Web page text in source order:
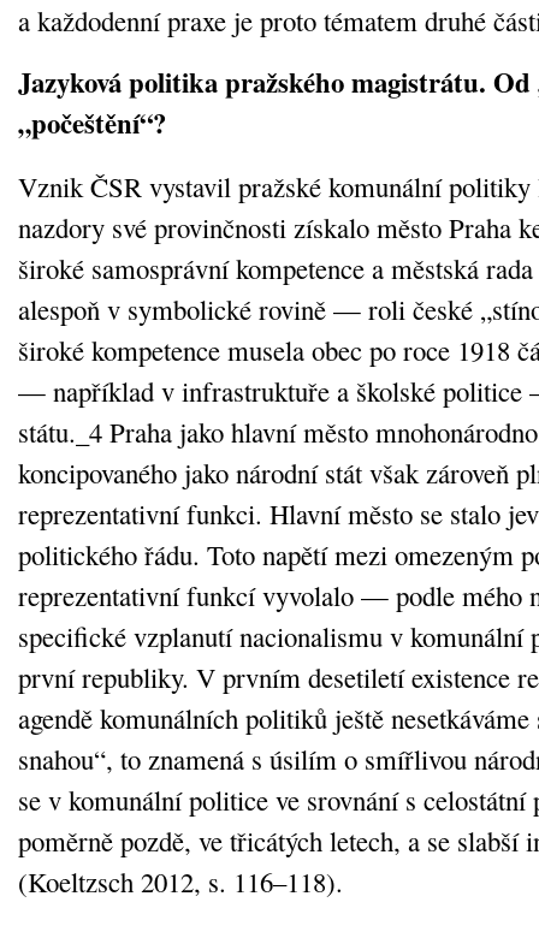
a každodenní praxe je proto tématem druhé
Jazyková politika pražského magistrátu.
„počeštění“?
Vznik ČSR vystavil pražské komunální
nazdory své provinčnosti získalo město Praha
široké samosprávní kompetence a městská
alespoň v symbolické rovině — roli české
široké kompetence musela obec po roce 1918
— například v infrastruktuře a školské politice
státu._4 Praha jako hlavní město
koncipovaného jako národní stát však zároveň
reprezentativní funkci. Hlavní město se stalo
politického řádu. Toto napětí mezi omezeným
reprezentativní funkcí vyvolalo — podle mého
specifické vzplanutí nacionalismu v komunální
první republiky. V prvním desetiletí existence
agendě komunálních politiků ještě
snahou“, to znamená s úsilím o smířlivou
se v komunální politice ve srovnání s
poměrně pozdě, ve třicátých letech, a se slabší
(Koeltzsch 2012, s. 116–118).